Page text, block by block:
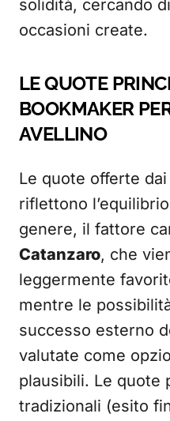
solidità, cercando
occasioni create.
LE QUOTE
BOOKMAKER
AVELLINO
Le quote offerte
riflettono
genere, il fattore
Catanzaro, che
leggermente
mentre le
successo esterno
valutate come
plausibili. Le quote
tradizionali (esito